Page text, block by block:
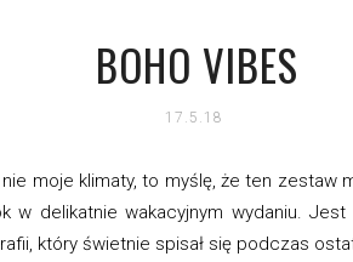
BOHO VIBES
17.5.18
moje klimaty, to myślę, że ten zestaw
w delikatnie wakacyjnym wydaniu.
który świetnie spisał się podczas